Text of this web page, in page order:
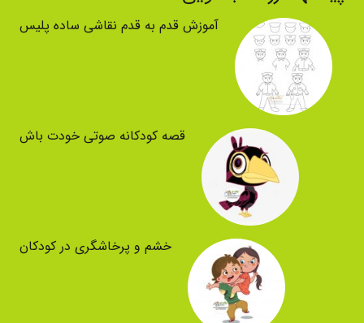
آموزش قدم به قدم نقاشی ساده پلیس
قصه کودکانه صوتی خودت باش
خشم و پرخاشگری در کودکان